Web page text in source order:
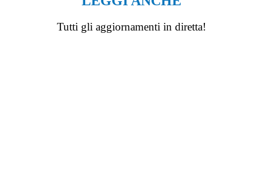
Tutti gli aggiornamenti in diretta!